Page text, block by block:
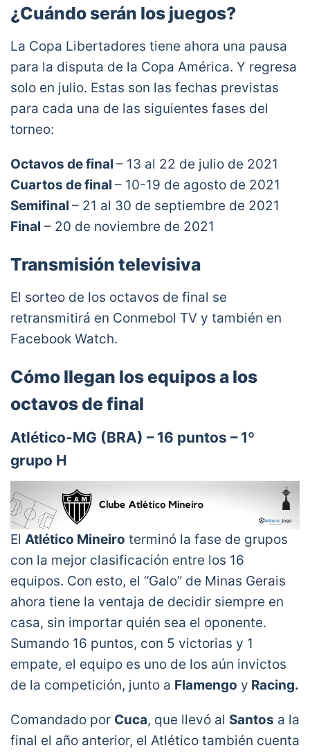
¿Cuándo serán los juegos?
La Copa Libertadores tiene ahora una pausa
para la disputa de la Copa América. Y regresa
solo en julio. Estas son las fechas previstas
para cada una de las siguientes fases del
torneo:
Octavos de final – 13 al 22 de julio de 2021
Cuartos de final – 10-19 de agosto de 2021
Semifinal – 21 al 30 de septiembre de 2021
Final – 20 de noviembre de 2021
Transmisión televisiva
El sorteo de los octavos de final se
retransmitirá en Conmebol TV y también en
Facebook Watch.
Cómo llegan los equipos a los
octavos de final
Atlético-MG (BRA) – 16 puntos – 1º
grupo H
El Atlético Mineiro terminó la fase de grupos
con la mejor clasificación entre los 16
equipos. Con esto, el “Galo” de Minas Gerais
ahora tiene la ventaja de decidir siempre en
casa, sin importar quién sea el oponente.
Sumando 16 puntos, con 5 victorias y 1
empate, el equipo es uno de los aún invictos
de la competición, junto a Flamengo y Racing.
Comandado por Cuca, que llevó al Santos a la
final el año anterior, el Atlético también cuenta